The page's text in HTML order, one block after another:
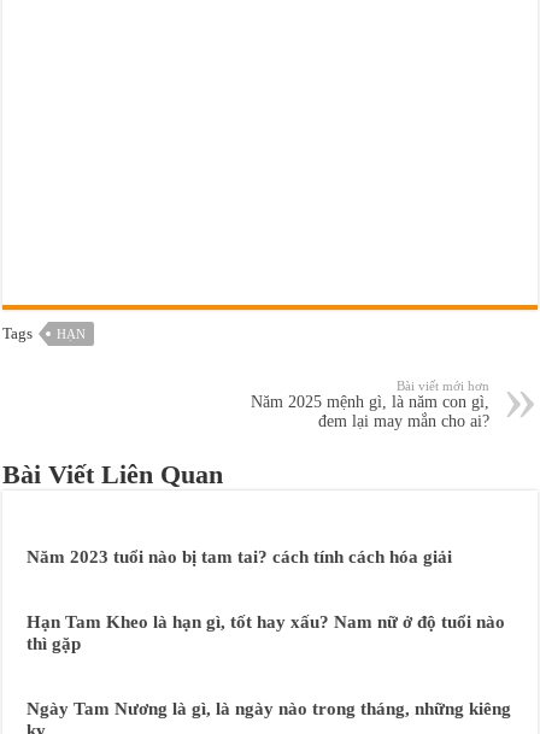
Tags HẠN
Bài viết mới hơn
Năm 2025 mệnh gì, là năm con gì,
đem lại may mắn cho ai?
Bài Viết Liên Quan
Năm 2023 tuổi nào bị tam tai? cách tính cách hóa giải
Hạn Tam Kheo là hạn gì, tốt hay xấu? Nam nữ ở độ tuổi nào
thì gặp
Ngày Tam Nương là gì, là ngày nào trong tháng, những kiêng
kỵ